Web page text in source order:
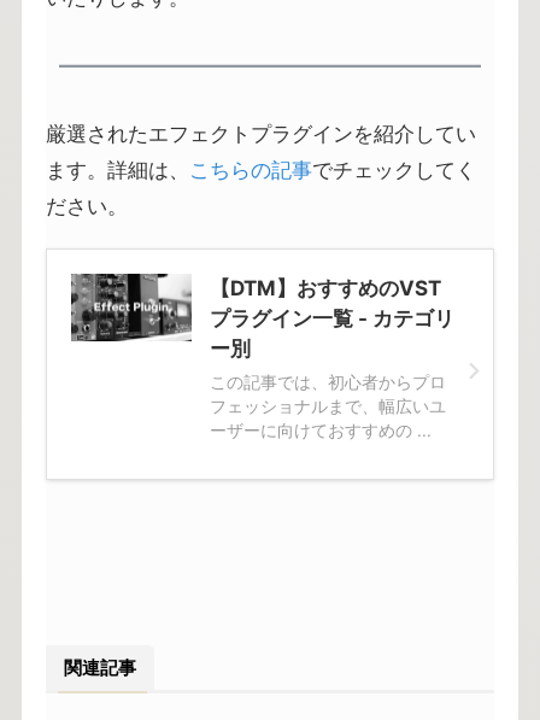
厳選されたエフェクトプラグインを紹介してい
ます。詳細は、
こちらの記事でチェックしてく
ださい。
【DTM】おすすめのVST
プラグイン一覧 - カテゴリ
ー別
この記事では、初心者からプロ
フェッショナルまで、幅広いユ
ーザーに向けておすすめの ...
関連記事